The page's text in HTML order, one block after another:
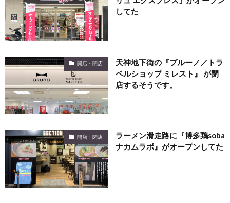
してた
開店・閉店
天神地下街の『ブルーノ／トラ
ベルショップ ミレスト』 が閉
店するそうです。
開店・閉店
ラーメン滑走路に『博多鶏soba
ナカムラボ』がオープンしてた